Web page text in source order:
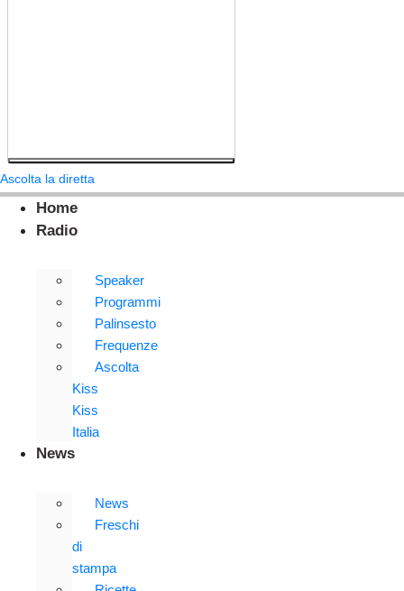
Ascolta la diretta
Home
Radio
Speaker
Programmi
Palinsesto
Frequenze
Ascolta
Kiss
Kiss
Italia
News
News
Freschi
di
stampa